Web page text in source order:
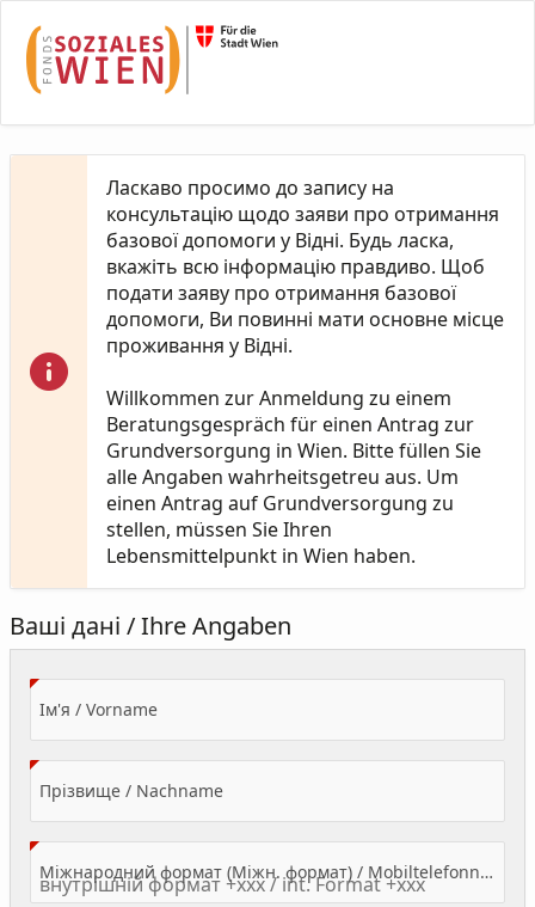
Ласкаво просимо до запису на
консультацію щодо заяви про отримання
базової допомоги у Відні. Будь ласка,
вкажіть всю інформацію правдиво. Щоб
подати заяву про отримання базової
допомоги, Ви повинні мати основне місце
проживання у Відні.
Willkommen zur Anmeldung zu einem
Beratungsgespräch für einen Antrag zur
Grundversorgung in Wien. Bitte füllen Sie
alle Angaben wahrheitsgetreu aus. Um
einen Antrag auf Grundversorgung zu
stellen, müssen Sie Ihren
Lebensmittelpunkt in Wien haben.
Ваші дані / Ihre Angaben
Ім'я / Vorname(Value Required)
Прізвище / Nachname(Value Required)
Міжнародний формат (Міжн. формат) / Mobiltelefonnummer